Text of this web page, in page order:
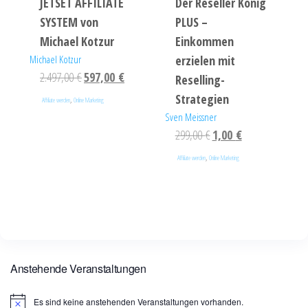
SYSTEM von
Michael Kotzur
Michael Kotzur
2.497,00€597,00 €
Affiliate werden, Online Marketing
PLUS –
Einkommen
erzielen mit
Reselling-
Strategien
Sven Meissner
299,00€1,00 €
Affiliate werden, Online Marketing
Anstehende Veranstaltungen
Es sind keine anstehenden Veranstaltungen vorhanden.